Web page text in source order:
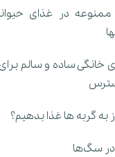
ممنوعه در غذای
خانگی ساده و سالم
به گربه ها غذا بدهیم؟
در سگ‌ها